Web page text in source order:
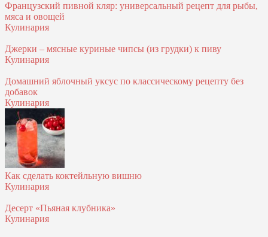
Французский пивной кляр: универсальный рецепт для рыбы,
мяса и овощей
Кулинария
Джерки – мясные куриные чипсы (из грудки) к пиву
Кулинария
Домашний яблочный уксус по классическому рецепту без
добавок
Кулинария
Как сделать коктейльную вишню
Кулинария
Десерт «Пьяная клубника»
Кулинария